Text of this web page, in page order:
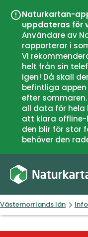
Naturkartan-
uppdateras för
Användare av
rapporterar i
Vi
helt från sin
igen! Då skall
befintliga
efter
all data för hela
att klara
den blir för stor
behöver den
Västernorrlands län